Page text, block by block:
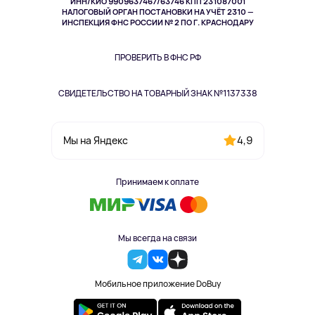
НАЛОГОВЫЙ ОРГАН ПОСТАНОВКИ НА УЧЁТ 2310 —
ИНСПЕКЦИЯ ФНС РОССИИ № 2 ПО Г. КРАСНОДАРУ
ПРОВЕРИТЬ В ФНС РФ
СВИДЕТЕЛЬСТВО НА ТОВАРНЫЙ ЗНАК №1137338
Мы на Яндекс 4,9
Принимаем к оплате
Мы всегда на связи
Мобильное приложение DoBuy
Здоровье питомцев
Одежда и аксессуары